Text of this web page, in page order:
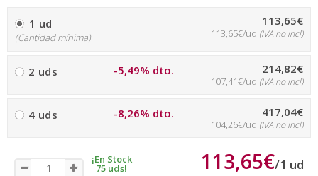
1 ud
(Cantidad mínima)
113,65€
113,65€/ud (IVA no incl)
2 uds -5,49% dto. 214,82€
107,41€/ud (IVA no incl)
4 uds -8,26% dto. 417,04€
104,26€/ud (IVA no incl)
¡En Stock
75 uds! 113,65€/1 ud